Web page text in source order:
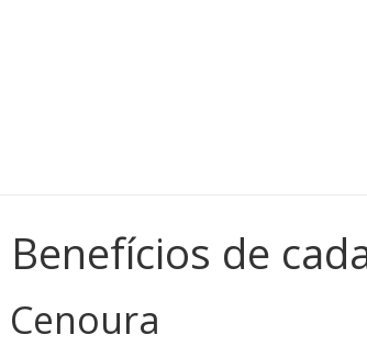
Benefícios de
Cenoura